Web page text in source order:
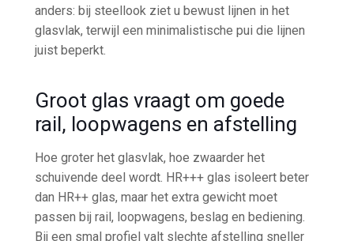
anders: bij steellook ziet u bewust lijnen in het
glasvlak, terwijl een minimalistische pui die lijnen
juist beperkt.
Groot glas vraagt om goede
rail, loopwagens en afstelling
Hoe groter het glasvlak, hoe zwaarder het
schuivende deel wordt. HR+++ glas isoleert beter
dan HR++ glas, maar het extra gewicht moet
passen bij rail, loopwagens, beslag en bediening.
Bij een smal profiel valt slechte afstelling sneller